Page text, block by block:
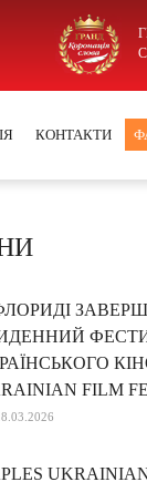
КОНТАКТИ
FILM